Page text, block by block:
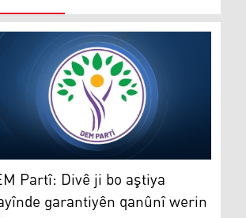
civiyan
Partî: Divê ji bo aştiya mayînde
Partî: Divê ji bo aştiya
garantiyên qanûnî werin